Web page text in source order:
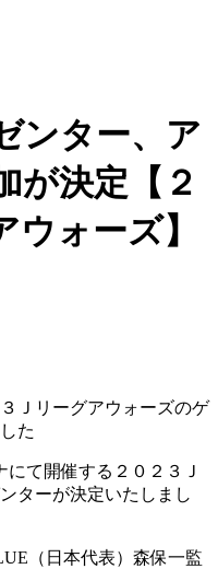
ンター、ア
が決定【２
ウォーズ】
Ｊリーグアウォーズのゲ
た
て開催する２０２３Ｊ
ターが決定いたしまし
（日本代表）森保一監